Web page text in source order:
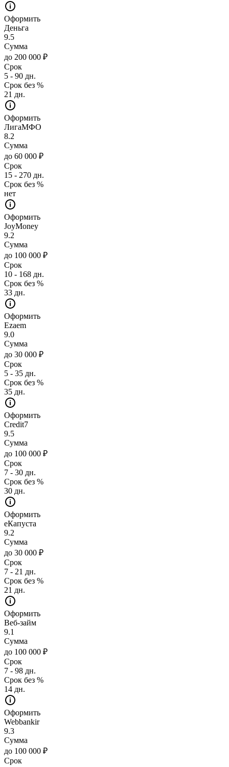
Оформить
Деньга
9.5
Сумма
до 200 000 ₽
Срок
5 - 90 дн.
Срок без %
21 дн.
Оформить
ЛигаМФО
8.2
Сумма
до 60 000 ₽
Срок
15 - 270 дн.
Срок без %
нет
Оформить
JoyMoney
9.2
Сумма
до 100 000 ₽
Срок
10 - 168 дн.
Срок без %
33 дн.
Оформить
Ezaem
9.0
Сумма
до 30 000 ₽
Срок
5 - 35 дн.
Срок без %
35 дн.
Оформить
Credit7
9.5
Сумма
до 100 000 ₽
Срок
7 - 30 дн.
Срок без %
30 дн.
Оформить
еКапуста
9.2
Сумма
до 30 000 ₽
Срок
7 - 21 дн.
Срок без %
21 дн.
Оформить
Веб-займ
9.1
Сумма
до 100 000 ₽
Срок
7 - 98 дн.
Срок без %
14 дн.
Оформить
Webbankir
9.3
Сумма
до 100 000 ₽
Срок